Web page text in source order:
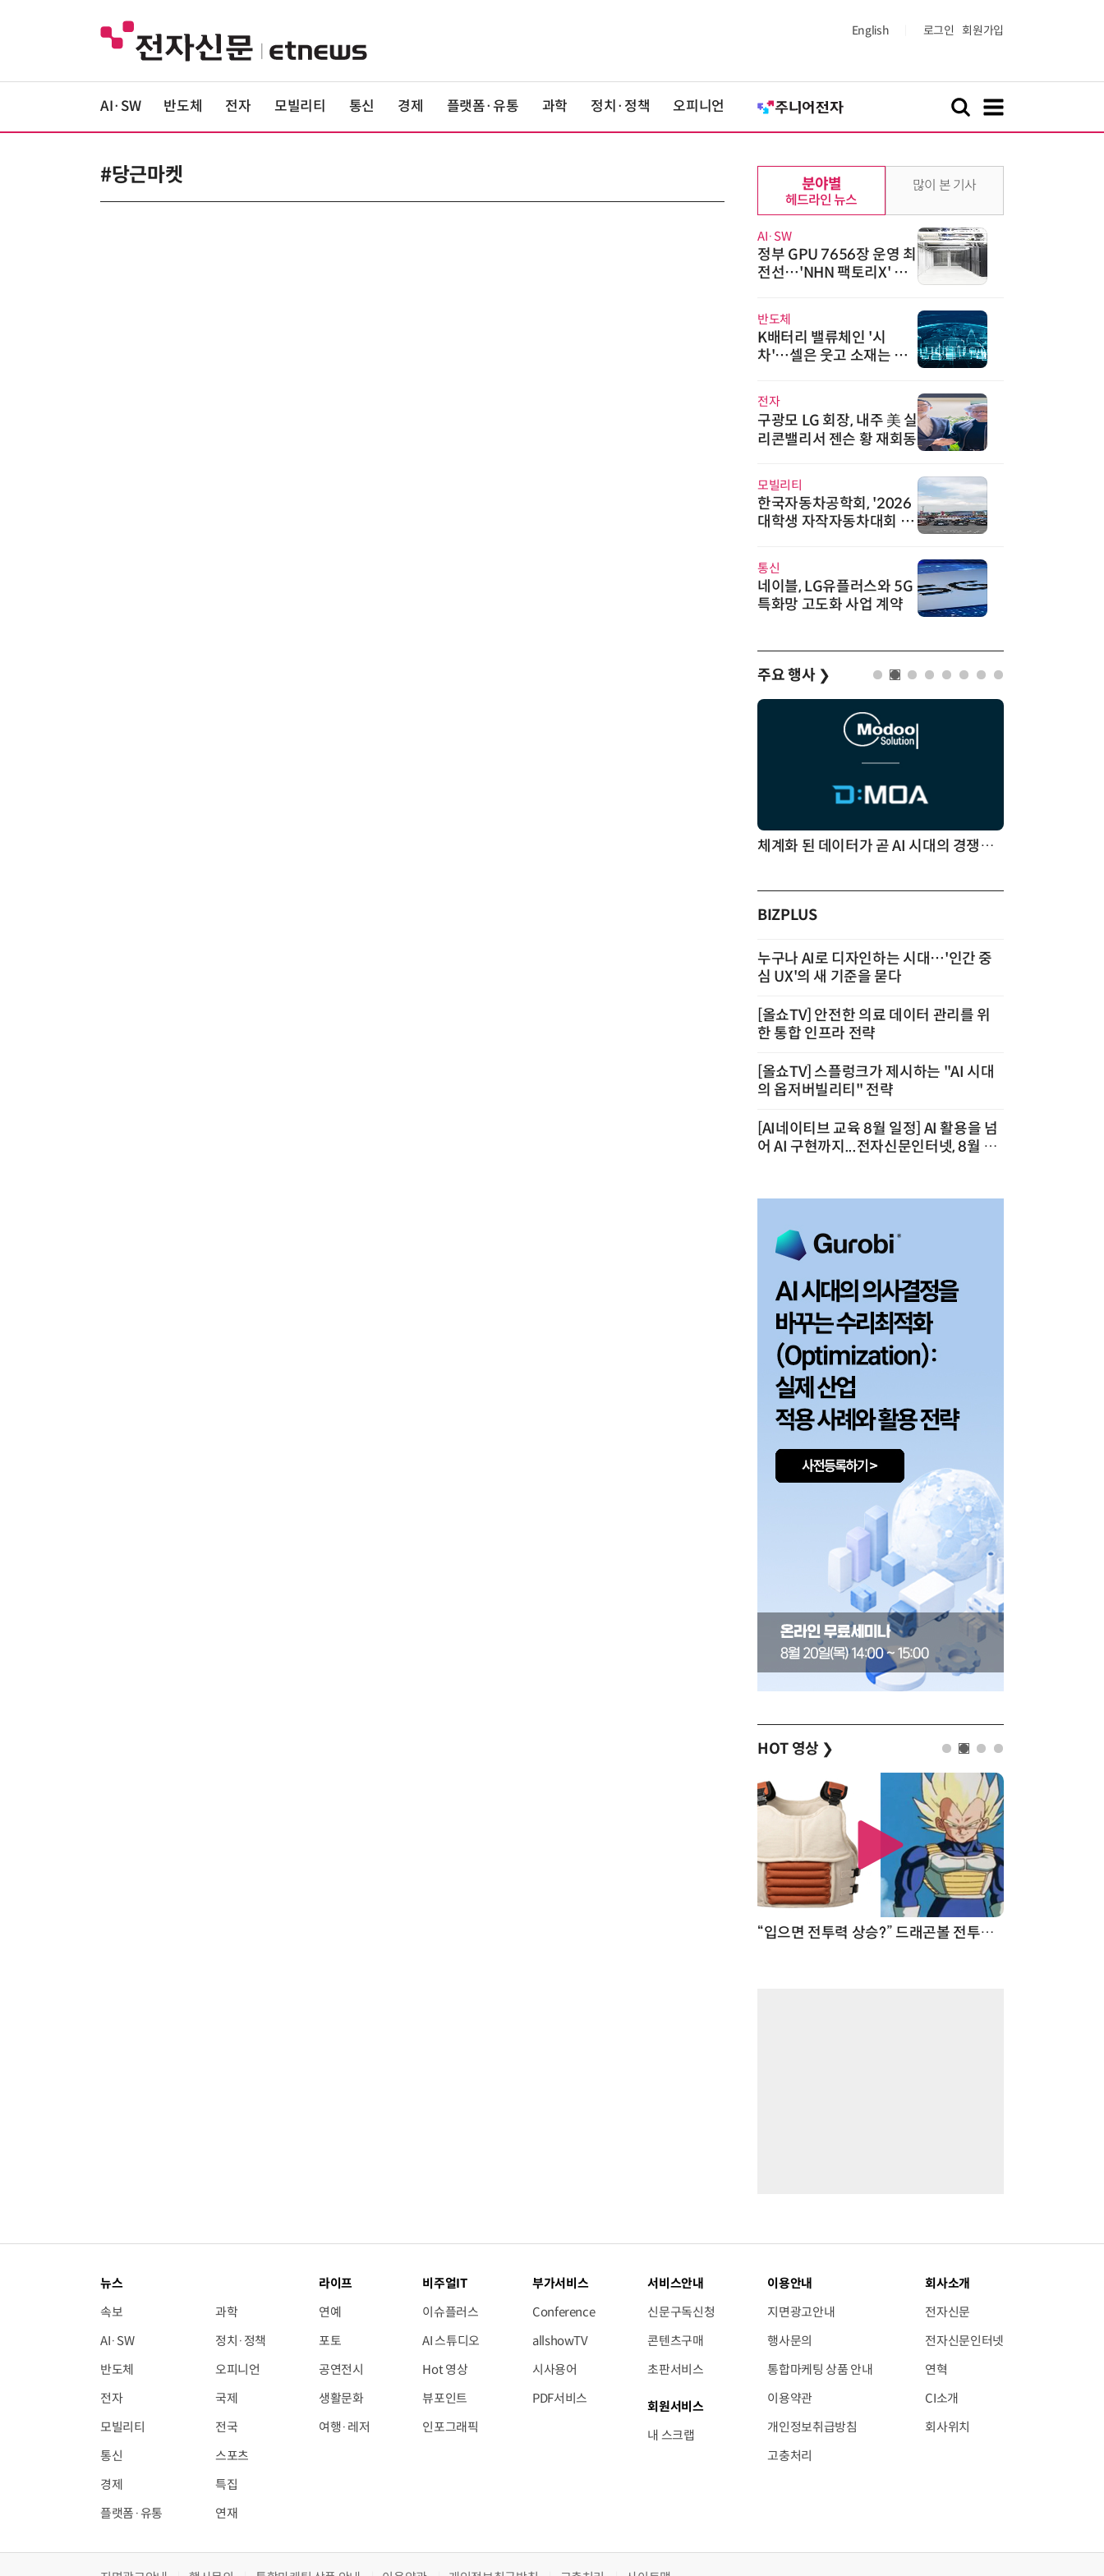
English 로그인 회원가입
AI·SW 반도체 전자 모빌리티 통신 경제 플랫폼·유통 과학 정치·정책 오피니언
#당근마켓 분야별
헤드라인 뉴스
AI·SW
정부 GPU 7656장 운영 최
전선…'NHN 팩토리X' 가
반도체
K배터리 밸류체인 '시
차'…셀은 웃고 소재는 아
전자
구광모 LG 회장, 내주 美 실
리콘밸리서 젠슨 황 재회동
모빌리티
한국자동차공학회, '2026
대학생 자작자동차대회 포
통신
네이블, LG유플러스와 5G
특화망 고도화 사업 계약
많이 본 기사
주요 행사 ❯
체계화 된 데이터가 곧 AI 시대의 경쟁력이다
BIZPLUS
누구나 AI로 디자인하는 시대…'인간 중
심 UX'의 새 기준을 묻다
[올쇼TV] 안전한 의료 데이터 관리를 위
한 통합 인프라 전략
[올쇼TV] 스플렁크가 제시하는 "AI 시대
의 옵저버빌리티" 전략
[AI네이티브 교육 8월 일정] AI 활용을 넘
어 AI 구현까지...전자신문인터넷, 8월 실
HOT 영상 ❯
“입으면 전투력 상승?” 드래곤볼 전투복 닮은 중량조끼
뉴스
속보
AI·SW
반도체
전자
모빌리티
통신
경제
플랫폼·유통
과학
정치·정책
오피니언
국제
전국
스포츠
특집
연재
라이프
연예
포토
공연전시
생활문화
여행·레저
비주얼IT
이슈플러스
AI 스튜디오
Hot 영상
뷰포인트
인포그래픽
부가서비스
Conference
allshowTV
시사용어
PDF서비스
서비스안내
신문구독신청
콘텐츠구매
초판서비스
회원서비스
내 스크랩
이용안내
지면광고안내
행사문의
통합마케팅 상품 안내
이용약관
개인정보취급방침
고충처리
회사소개
전자신문
전자신문인터넷
연혁
CI소개
회사위치